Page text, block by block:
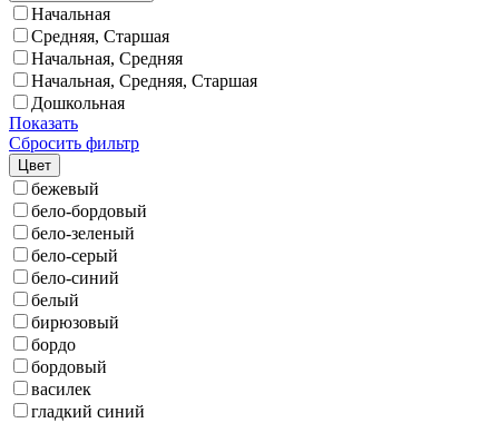
Начальная
Средняя, Старшая
Начальная, Средняя
Начальная, Средняя, Старшая
Дошкольная
Показать
Сбросить фильтр
Цвет
бежевый
бело-бордовый
бело-зеленый
бело-серый
бело-синий
белый
бирюзовый
бордо
бордовый
василек
гладкий синий